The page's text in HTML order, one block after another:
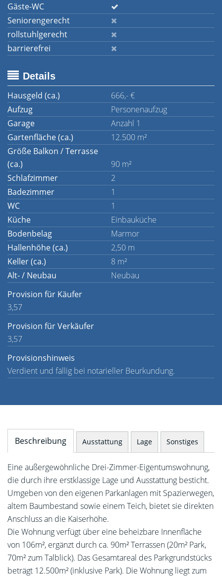
Gäste-WC
Seniorengerecht
rollstuhlgerecht
barrierefrei
Details
Hausgeld (ca.)
666,- €
Aufzug
Personenaufzug
Garage
Anzahl 1
Gartenfläche (ca.)
12.500 m²
Größe Balkon / Terrasse
(ca.)
90 m²
Schlafzimmer
2
Badezimmer
1
WC
1
Küche
Einbauküche
Bodenbelag
Marmor
Hallenhöhe (ca.)
2,50 m
Keller (ca.)
8 m²
Alt- / Neubau
Neubau
Provision für Käufer
3,57
Provision für Verkäufer
3,57
Provisionshinweis
Verdient und fällig bei notarieller Beurkundung.
Beschreibung Ausstattung Lage Sonstiges
Eine außergewöhnliche Drei-Zimmer-Eigentumswohnung,
die durch ihre erstklassige Lage und Ausstattung besticht.
Umgeben von den eigenen Parkanlagen mit Spazierwegen,
altem Baumbestand sowie einem Teich, bietet sie direkten
Anschluss an die Kaiserhöhe.
Die Wohnung verfügt über eine beheizbare Innenfläche
von 106m², ergänzt durch ca. 90m² Terrassen (20m² Park,
70m² zum Talblick). Das Gesamtareal des Parkgrundstücks
beträgt 12.500m² (inklusive Park). Die Wohnung liegt zum